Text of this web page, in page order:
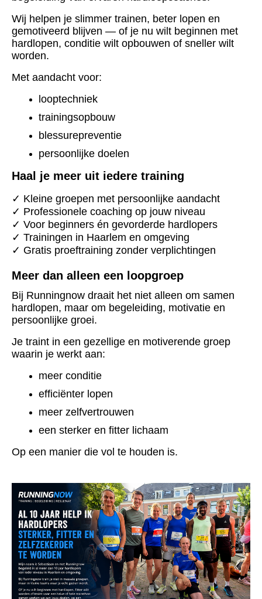
Wij helpen je slimmer trainen, beter lopen en
gemotiveerd blijven — of je nu wilt beginnen met
hardlopen, conditie wilt opbouwen of sneller wilt
worden.
Met aandacht voor:
looptechniek
trainingsopbouw
blessurepreventie
persoonlijke doelen
Haal je meer uit iedere training
✓ Kleine groepen met persoonlijke aandacht
✓ Professionele coaching op jouw niveau
✓ Voor beginners én gevorderde hardlopers
✓ Trainingen in Haarlem en omgeving
✓ Gratis proeftraining zonder verplichtingen
Meer dan alleen een loopgroep
Bij Runningnow draait het niet alleen om samen
hardlopen, maar om begeleiding, motivatie en
persoonlijke groei.
Je traint in een gezellige en motiverende groep
waarin je werkt aan:
meer conditie
efficiënter lopen
meer zelfvertrouwen
een sterker en fitter lichaam
Op een manier die vol te houden is.